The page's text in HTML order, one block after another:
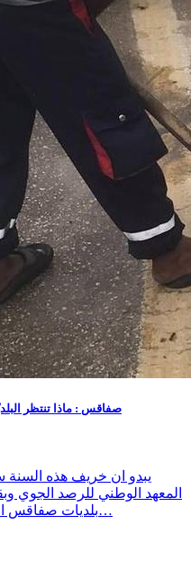
صفاقس : ماذا تنتظر
يبدو ان خريف هذه
المعهد الوطني للرصد الجوي
بلديات صفاقس الى الاسراع في القيام بعمليّة تنظيف…